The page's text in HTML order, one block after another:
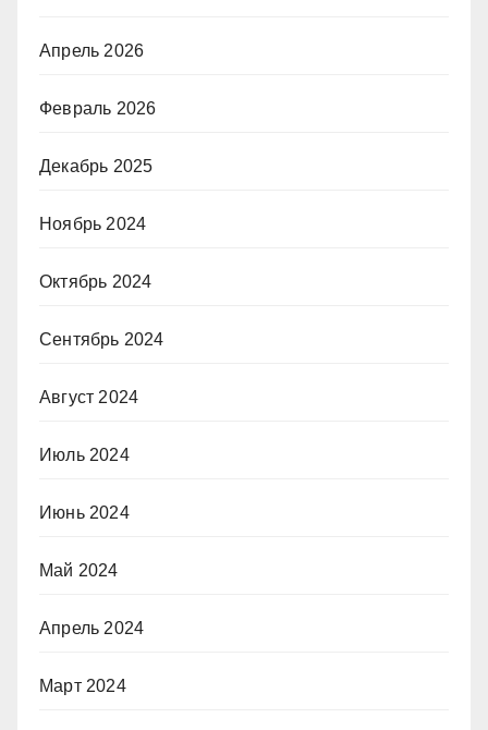
Апрель 2026
Февраль 2026
Декабрь 2025
Ноябрь 2024
Октябрь 2024
Сентябрь 2024
Август 2024
Июль 2024
Июнь 2024
Май 2024
Апрель 2024
Март 2024